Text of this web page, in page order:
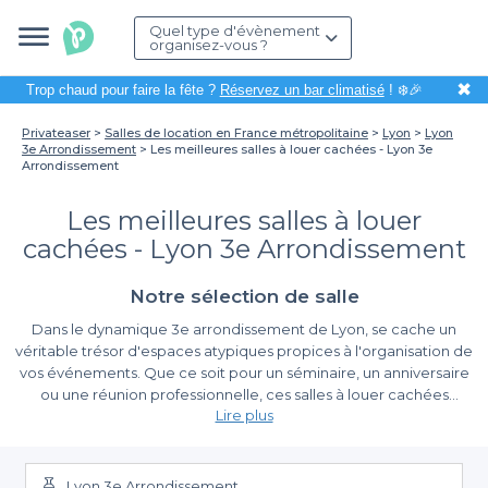
Quel type d'évènement
organisez-vous ?
Trop chaud pour faire la fête ? Réservez un bar climatisé! ❄️🎉 ✖
Privateaser Salles de location en France métropolitaine Lyon
Lyon
3e Arrondissement
Les meilleures salles à louer cachées - Lyon 3e
Arrondissement
Les meilleures salles à louer
cachées - Lyon 3e Arrondissement
Notre sélection de salle
Dans le dynamique 3e arrondissement de Lyon, se cache un
véritable trésor d'espaces atypiques propices à l'organisation de
vos événements. Que ce soit pour un séminaire, un anniversaire
ou une réunion professionnelle, ces salles à louer cachées
apportent une touche d'originalité qui saura séduire vos invités.
dans un cadre authentique.
Simplifiez la réservation avec Privateaser
Lire plus